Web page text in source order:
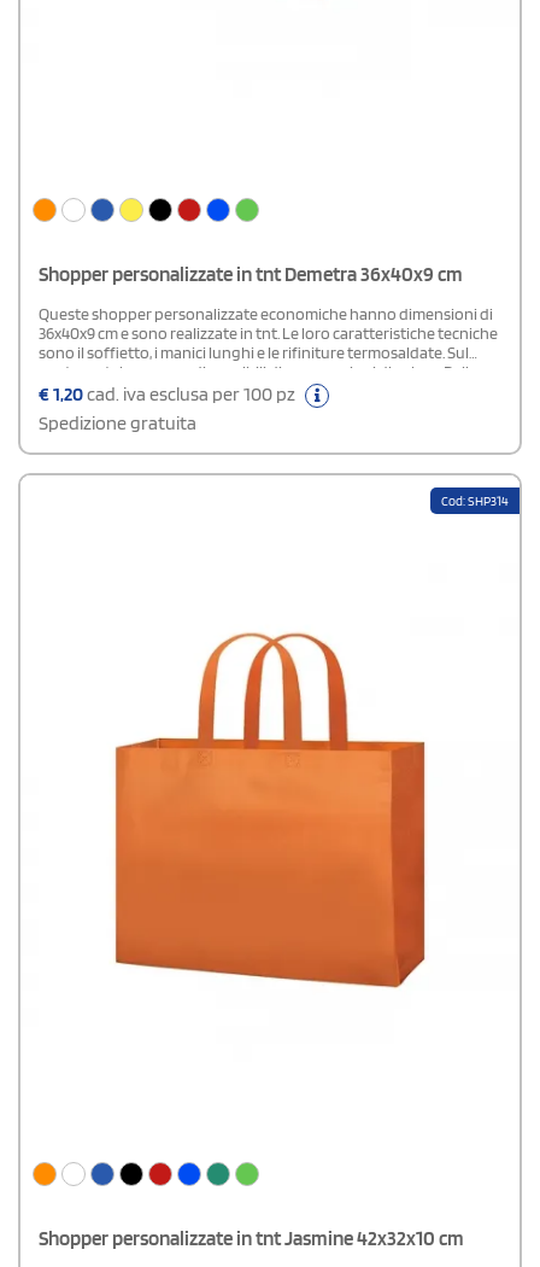
Shopper personalizzate in tnt Demetra 36x40x9 cm
Queste shopper personalizzate economiche hanno dimensioni di
36x40x9 cm e sono realizzate in tnt. Le loro caratteristiche tecniche
sono il soffietto, i manici lunghi e le rifiniture termosaldate. Sul
nostro catalogo sono disponibili diverse opzioni di colore. Dallo
stile sobrio, rappresentano un'idea eccellente per omaggi
€1,20cad. iva esclusa per 100 pz
Spedizione gratuita
Cod: SHP314
Shopper personalizzate in tnt Jasmine 42x32x10 cm